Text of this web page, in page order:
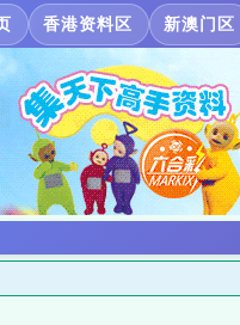
香港资料区 新澳门区